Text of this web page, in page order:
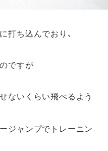
打ち込んでおり、
ですが
ないくらい飛べるよう
ジャンプでトレーニン